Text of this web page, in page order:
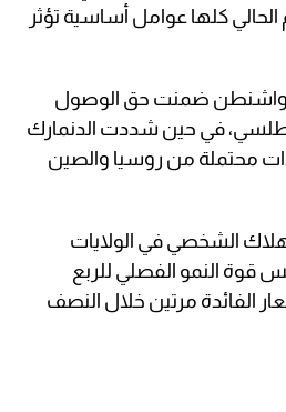
كلها عوامل أساسية تؤثر
أن واشنطن ضمنت حق الوصول
في حين شددت الدنمارك
محتملة من روسيا والصين
الشخصي في الولايات
قوة النمو الفصلي للربع
الفائدة مرتين خلال النصف